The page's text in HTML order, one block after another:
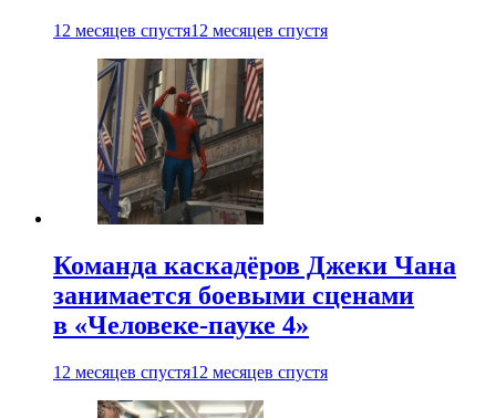
12 месяцев спустя12 месяцев спустя
Команда каскадёров Джеки Чана
занимается боевыми сценами
в «Человеке-пауке 4»
12 месяцев спустя12 месяцев спустя